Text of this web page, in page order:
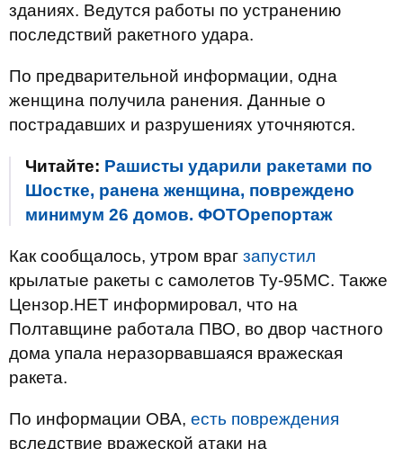
зданиях. Ведутся работы по устранению
последствий ракетного удара.
По предварительной информации, одна
женщина получила ранения. Данные о
пострадавших и разрушениях уточняются.
Читайте: Рашисты ударили ракетами по
Шостке, ранена женщина, повреждено
минимум 26 домов. ФОТОрепортаж
Как сообщалось, утром враг запустил
крылатые ракеты с самолетов Ту-95МС. Также
Цензор.НЕТ информировал, что на
Полтавщине работала ПВО, во двор частного
дома упала неразорвавшаяся вражеская
ракета.
По информации ОВА, есть повреждения
вследствие вражеской атаки на